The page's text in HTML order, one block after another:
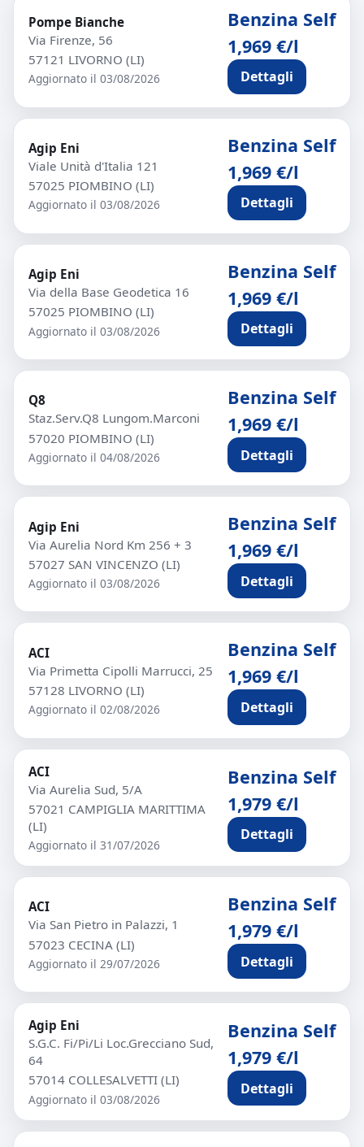
Pompe Bianche
Via Firenze, 56
57121 LIVORNO (LI)
Aggiornato il 03/08/2026
Benzina Self
1,969 €/l
Dettagli
Agip Eni
Viale Unità d'Italia 121
57025 PIOMBINO (LI)
Aggiornato il 03/08/2026
Benzina Self
1,969 €/l
Dettagli
Agip Eni
Via della Base Geodetica 16
57025 PIOMBINO (LI)
Aggiornato il 03/08/2026
Benzina Self
1,969 €/l
Dettagli
Q8
Staz.Serv.Q8 Lungom.Marconi
57020 PIOMBINO (LI)
Aggiornato il 04/08/2026
Benzina Self
1,969 €/l
Dettagli
Agip Eni
Via Aurelia Nord Km 256 + 3
57027 SAN VINCENZO (LI)
Aggiornato il 03/08/2026
Benzina Self
1,969 €/l
Dettagli
ACI
Via Primetta Cipolli Marrucci, 25
57128 LIVORNO (LI)
Aggiornato il 02/08/2026
Benzina Self
1,969 €/l
Dettagli
ACI
Via Aurelia Sud, 5/A
57021 CAMPIGLIA MARITTIMA
(LI)
Aggiornato il 31/07/2026
Benzina Self
1,979 €/l
Dettagli
ACI
Via San Pietro in Palazzi, 1
57023 CECINA (LI)
Aggiornato il 29/07/2026
Benzina Self
1,979 €/l
Dettagli
Agip Eni
S.G.C. Fi/Pi/Li Loc.Grecciano Sud,
64
57014 COLLESALVETTI (LI)
Aggiornato il 03/08/2026
Benzina Self
1,979 €/l
Dettagli